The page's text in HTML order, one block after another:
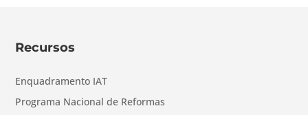
Recursos
Enquadramento IAT
Programa Nacional de Reformas